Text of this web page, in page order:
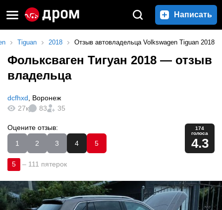
Написать
Tiguan 2018 Отзыв автовладельца Volkswagen Tiguan 2018
Фольксваген Тигуан 2018 — отзыв
владельца
dcfhxd
Воронеж
27к
83 35
Оцените отзыв:
1
2 3 4 5
174
голоса
4.3
5 – 111 пятерок